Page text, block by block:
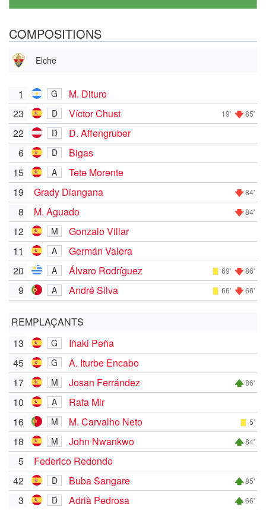
COMPOSITIONS
Elche
1 G
M. Dituro
23
D Víctor Chust 19' 85'
22 D
D. Affengruber
6
D
Bigas
15
A
Tete Morente
19
Grady Diangana 84'
8 M. Aguado 84'
12 M
Gonzalo Villar
11
A
Germán Valera
20
A Álvaro Rodríguez 69' 86'
9 A André Silva 66' 66'
REMPLAÇANTS
13
G
Iñaki Peña
45
G
A. Iturbe Encabo
17
M Josan Ferrández 86'
10 A
Rafa Mir
16
M M. Carvalho Neto 5'
18 M John Nwankwo 84'
5
Federico Redondo
42
D Buba Sangare 85'
3 D Adrià Pedrosa 66'